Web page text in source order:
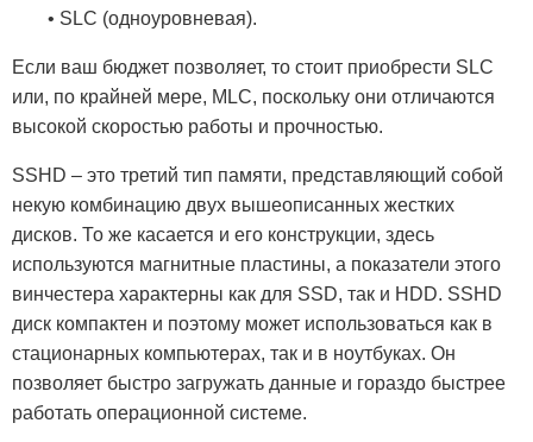
• SLC (одноуровневая).
Если ваш бюджет позволяет, то стоит приобрести SLC
или, по крайней мере, MLC, поскольку они отличаются
высокой скоростью работы и прочностью.
SSHD – это третий тип памяти, представляющий собой
некую комбинацию двух вышеописанных жестких
дисков. То же касается и его конструкции, здесь
используются магнитные пластины, а показатели этого
винчестера характерны как для SSD, так и HDD. SSHD
диск компактен и поэтому может использоваться как в
стационарных компьютерах, так и в ноутбуках. Он
позволяет быстро загружать данные и гораздо быстрее
работать операционной системе.